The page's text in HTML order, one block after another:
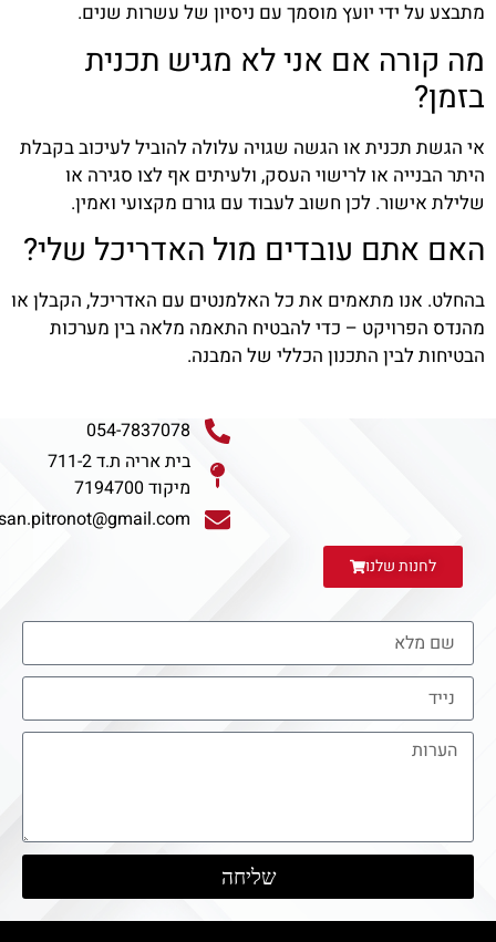
מתבצע על ידי יועץ מוסמך עם ניסיון של עשרות שנים.
מה קורה אם אני לא מגיש תכנית
בזמן?
אי הגשת תכנית או הגשה שגויה עלולה להוביל לעיכוב בקבלת
היתר הבנייה או לרישוי העסק, ולעיתים אף לצו סגירה או
שלילת אישור. לכן חשוב לעבוד עם גורם מקצועי ואמין.
האם אתם עובדים מול האדריכל שלי?
בהחלט. אנו מתאמים את כל האלמנטים עם האדריכל, הקבלן או
מהנדס הפרויקט – כדי להבטיח התאמה מלאה בין מערכות
הבטיחות לבין התכנון הכללי של המבנה.
054-7837078
בית אריה ת.ד 711-2
מיקוד 7194700
san.pitronot@gmail.com
לחנות שלנו
שליחה